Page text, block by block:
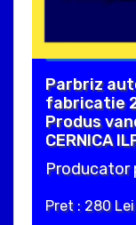
Parbriz
fabricatie
Produs
CERNICA
Producator
Pret : 280 Lei